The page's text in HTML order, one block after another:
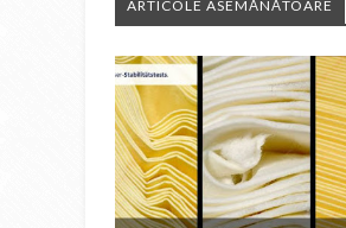
ARTICOLE ASEMĂNĂTOARE